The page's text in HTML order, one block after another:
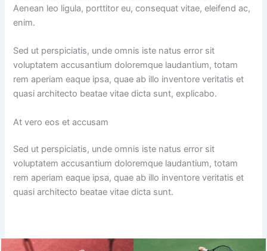
Aenean leo ligula, porttitor eu, consequat vitae, eleifend ac,
enim.
Sed ut perspiciatis, unde omnis iste natus error sit
voluptatem accusantium doloremque laudantium, totam
rem aperiam eaque ipsa, quae ab illo inventore veritatis et
quasi architecto beatae vitae dicta sunt, explicabo.
At vero eos et accusam
Sed ut perspiciatis, unde omnis iste natus error sit
voluptatem accusantium doloremque laudantium, totam
rem aperiam eaque ipsa, quae ab illo inventore veritatis et
quasi architecto beatae vitae dicta sunt.